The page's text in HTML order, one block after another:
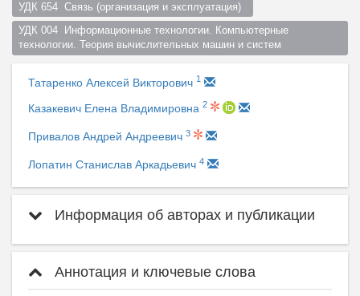
УДК 654  Связь (организация и эксплуатация)
УДК 004  Информационные технологии. Компьютерные
технологии. Теория вычислительных машин и систем
Татаренко Алексей Викторович 1
Казакевич Елена Владимировна 2
Привалов Андрей Андреевич 3
Лопатин Станислав Аркадьевич 4
Информация об авторах и публикации
Аннотация и ключевые слова